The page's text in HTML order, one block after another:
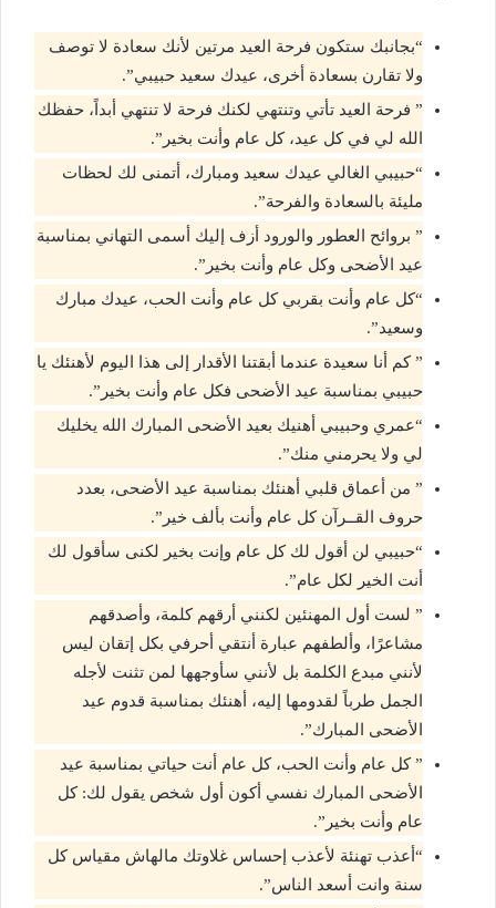
“بجانبك ستكون فرحة العيد مرتين لأنك سعادة لا توصف
ولا تقارن بسعادة أخرى، عيدك سعيد حبيبي”.
” فرحة العيد تأتي وتنتهي لكنك فرحة لا تنتهي أبداً، حفظك
الله لي في كل عيد، كل عام وأنت بخير”.
“حبيبي الغالي عيدك سعيد ومبارك، أتمنى لك لحظات
مليئة بالسعادة والفرحة”.
” بروائح العطور والورود أزف إليك أسمى التهاني بمناسبة
عيد الأضحى وكل عام وأنت بخير”.
“كل عام وأنت بقربي كل عام وأنت الحب، عيدك مبارك
وسعيد”.
” كم أنا سعيدة عندما أبقتنا الأقدار إلى هذا اليوم لأهنئك يا
حبيبي بمناسبة عيد الأضحى فكل عام وأنت بخير”.
“عمري وحبيبي أهنيك بعيد الأضحى المبارك الله يخليك
لي ولا يحرمني منك”.
” من أعماق قلبي أهنئك بمناسبة عيد الأضحى، بعدد
حروف القــرآن كل عام وأنت بألف خير”.
“حبيبي لن أقول لك كل عام وإنت بخير لكنى سأقول لك
أنت الخير لكل عام”.
” لست أول المهنئين لكنني أرقهم كلمة، وأصدقهم
مشاعرًا، وألطفهم عبارة أنتقي أحرفي بكل إتقان ليس
لأنني مبدع الكلمة بل لأنني سأوجهها لمن تثنت لأجله
الجمل طرباً لقدومها إليه، أهنئك بمناسبة قدوم عيد
الأضحى المبارك”.
” كل عام وأنت الحب، كل عام أنت حياتي بمناسبة عيد
الأضحى المبارك نفسي أكون أول شخص يقول لك: كل
عام وأنت بخير”.
“أعذب تهنئة لأعذب إحساس غلاوتك مالهاش مقياس كل
سنة وانت أسعد الناس”.